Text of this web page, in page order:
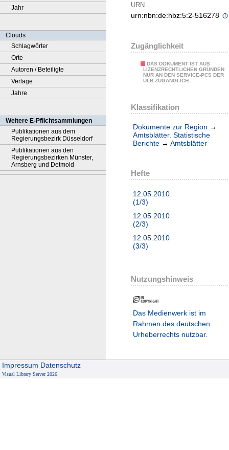
Jahr
Clouds
Schlagwörter
Orte
Autoren / Beteiligte
Verlage
Jahre
Weitere E-Pflichtsammlungen
Publikationen aus dem
Regierungsbezirk Düsseldorf
Publikationen aus den
Regierungsbezirken Münster,
Arnsberg und Detmold
URN
urn:nbn:de:hbz:5:2-516278
Zugänglichkeit
DAS DOKUMENT IST AUS
LIZENZRECHTLICHEN GRÜNDEN
NUR AN DEN SERVICE-PCS DER
ULB ZUGÄNGLICH.
Klassifikation
Dokumente zur Region →
Amtsblätter. Statistische
Berichte → Amtsblätter
Hefte
12.05.2010
(1/3)
12.05.2010
(2/3)
12.05.2010
(3/3)
Nutzungshinweis
Das Medienwerk ist im
Rahmen des deutschen
Urheberrechts nutzbar.
Impressum Datenschutz
Visual Library Server 2026